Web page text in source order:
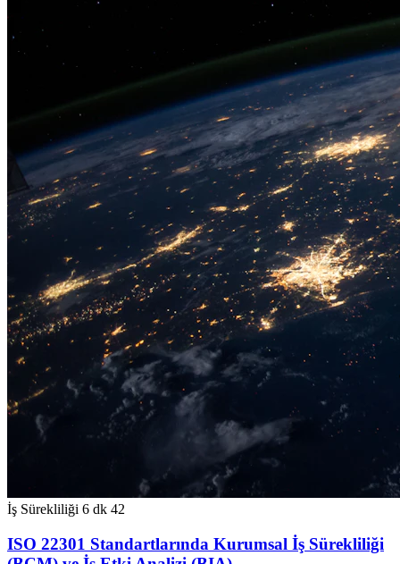
İş Sürekliliği 6 dk 42
ISO 22301 Standartlarında Kurumsal İş Sürekliliği